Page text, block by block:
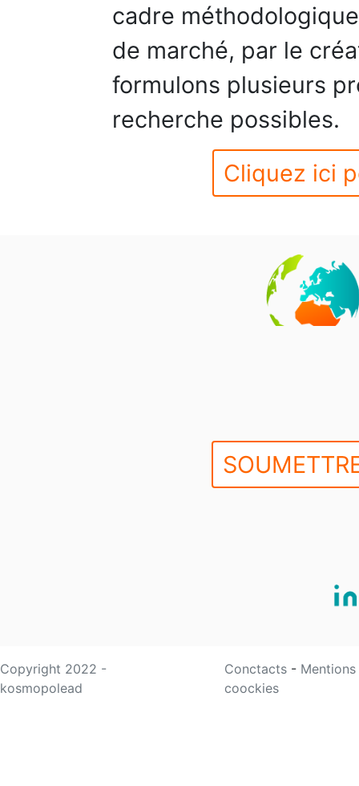
cadre
de marché, par le
formulons plusieurs
recherche possibles.
Cliquez ici
Copyright 2022 -
kosmopolead
Conctacts -
coockies